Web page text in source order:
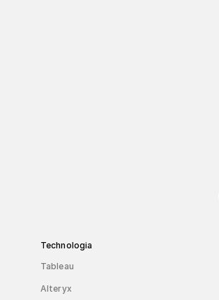
Technologia
Tableau
Alteryx